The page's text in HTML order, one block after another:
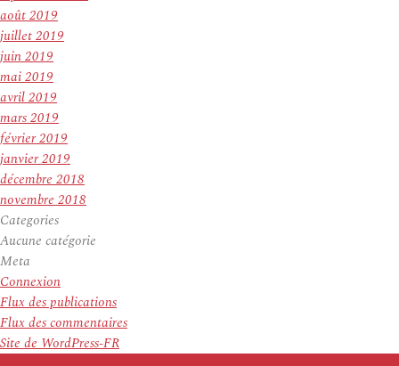
août 2019
juillet 2019
juin 2019
mai 2019
avril 2019
mars 2019
février 2019
janvier 2019
décembre 2018
novembre 2018
Categories
Aucune catégorie
Meta
Connexion
Flux des publications
Flux des commentaires
Site de WordPress-FR